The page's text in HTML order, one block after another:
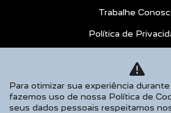
Trabalhe
Política de
AGENDE UM TEST
Desacelere. Seu bem
Para otimizar sua experiência
fazemos uso de nossa Política de
seus dados pessoais respeitamos